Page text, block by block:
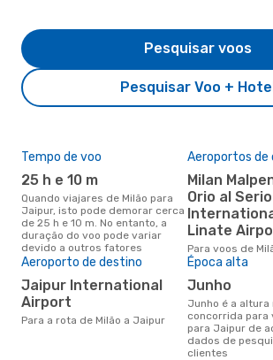
Pesquisar Voo +
Pesquisar voos
Tempo de voo
25 h e 10 m
Quando viajares de Milão para
Jaipur, isto pode demorar cerca
de 25 h e 10 m. No entanto, a
duração do voo pode variar
devido a outros fatores
Aeroportos de
Milan Malpensa Airport,
Orio al Serio
Linate
Para voos de
Aeroporto de destino
Jaipur International
Airport
Para a rota de Milão a Jaipur
Época alta
junho
junho é a altura mais
concorrida para
para Jaipur de
dados de
clientes